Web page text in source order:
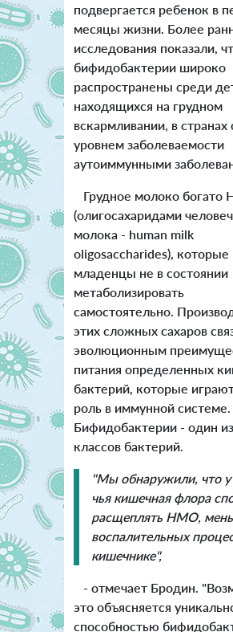
подвергается ребенок в
месяцы жизни. Более
исследования показали,
бифидобактерии широко
распространены среди
находящихся на грудном
вскармливании, в странах
уровнем заболеваемости
аутоиммунными
Грудное молоко богато
(олигосахаридами
молока - human milk
oligosaccharides), которые
младенцы не в состоянии
метаболизировать
самостоятельно.
этих сложных сахаров
эволюционным
питания определенных
бактерий, которые
роль в иммунной системе.
Бифидобактерии - один
классов бактерий.
"Мы обнаружили, что у
чья кишечная флора
расщеплять НМО,
воспалительных
кишечнике",
- отмечает Бродин.
это объясняется
способностью